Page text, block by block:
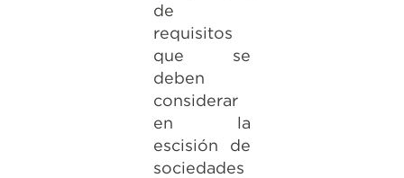
de
requisitos
que se
deben
considerar
en la
escisión de
sociedades